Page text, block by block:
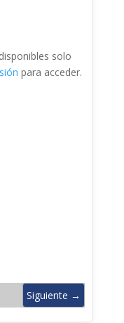
solo
para acceder.
Siguiente →